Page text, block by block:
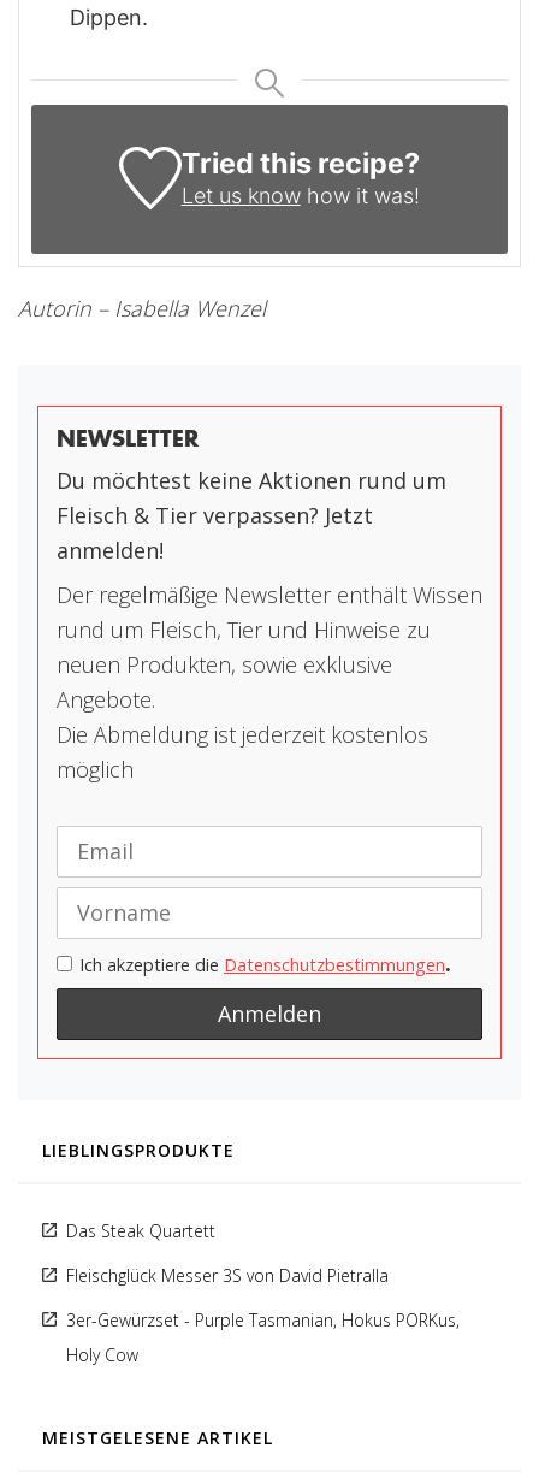
Dippen.
Tried this recipe?
Let us knowhow it was!
Autorin – Isabella Wenzel
NEWSLETTER
Du möchtest keine Aktionen rund um
Fleisch & Tier verpassen? Jetzt
anmelden!
Der regelmäßige Newsletter enthält Wissen
rund um Fleisch, Tier und Hinweise zu
neuen Produkten, sowie exklusive
Angebote.
Die Abmeldung ist jederzeit kostenlos
möglich
Ich akzeptiere die Datenschutzbestimmungen.
LIEBLINGSPRODUKTE
Das Steak Quartett
Fleischglück Messer 3S von David Pietralla
3er-Gewürzset - Purple Tasmanian, Hokus PORKus,
Holy Cow
MEISTGELESENE ARTIKEL